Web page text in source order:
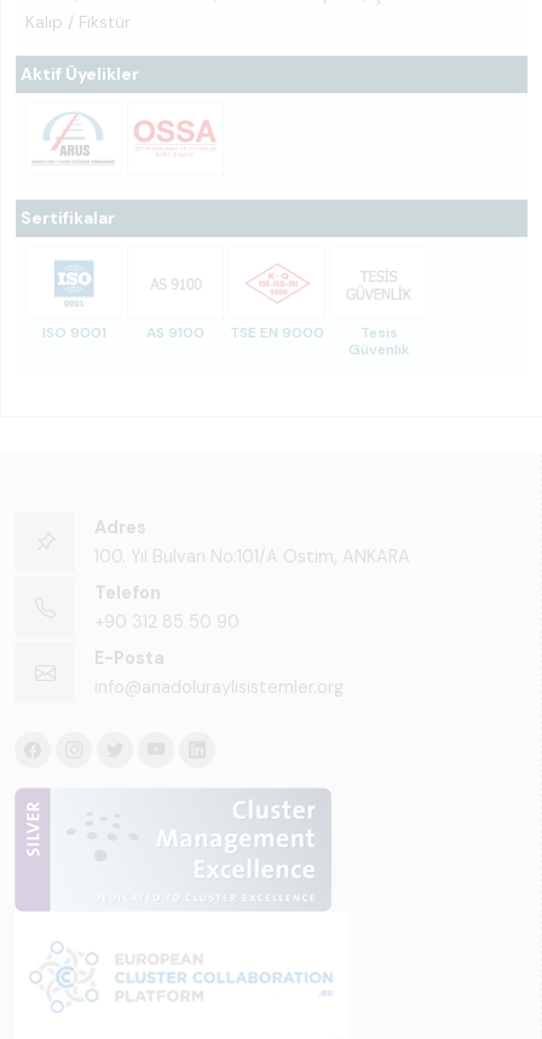
Kalıp / Fikstür
Aktif Üyelikler
Sertifikalar
ISO 9001 AS 9100 TSE EN 9000
Tesis
Güvenlik
Adres
100. Yıl Bulvarı No:101/A Ostim, ANKARA
Telefon
+90 312 85 50 90
E-Posta
info@anadoluraylisistemler.org